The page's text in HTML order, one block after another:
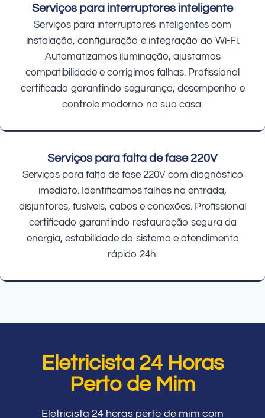
Serviços para interruptores inteligente
Serviços para interruptores inteligentes com
instalação, configuração e integração ao Wi-Fi.
Automatizamos iluminação, ajustamos
compatibilidade e corrigimos falhas. Profissional
certificado garantindo segurança, desempenho e
controle moderno na sua casa.
Serviços para falta de fase 220V
Serviços para falta de fase 220V com diagnóstico
imediato. Identificamos falhas na entrada,
disjuntores, fusíveis, cabos e conexões. Profissional
certificado garantindo restauração segura da
energia, estabilidade do sistema e atendimento
rápido 24h.
Eletricista 24 Horas
Perto de Mim
Eletricista 24 horas perto de mim com